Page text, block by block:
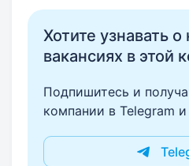
Хотите узнавать о
вакансиях в этой
Подпишитесь и
компании в Telegram и